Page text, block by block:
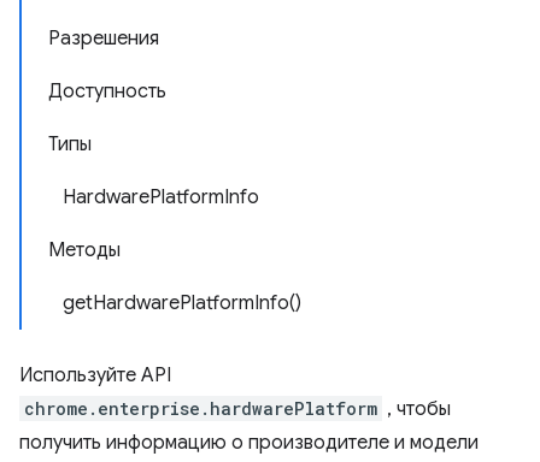
Разрешения
Доступность
Типы
HardwarePlatformInfo
Методы
getHardwarePlatformInfo()
Используйте API
chrome.enterprise.hardwarePlatform , чтобы
получить информацию о производителе и модели